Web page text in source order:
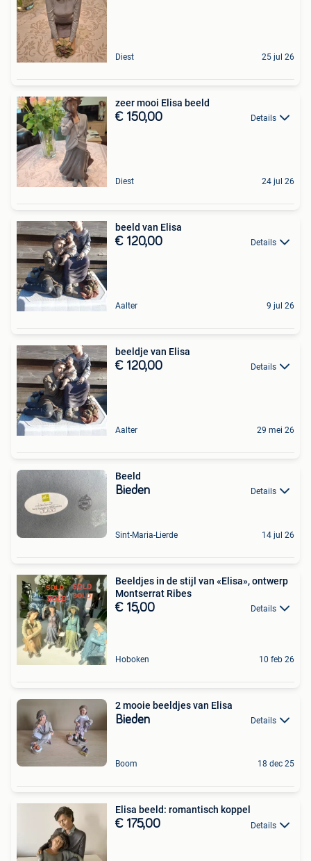
Diest 25 jul 26
zeer mooi Elisa beeld
€ 150,00 Details
Diest 24 jul 26
beeld van Elisa
€ 120,00 Details
Aalter 9 jul 26
beeldje van Elisa
€ 120,00 Details
Aalter 29 mei 26
Beeld
Bieden Details
Sint-Maria-Lierde 14 jul 26
Beeldjes in de stijl van «Elisa», ontwerp
Montserrat Ribes
€ 15,00 Details
Hoboken 10 feb 26
2 mooie beeldjes van Elisa
Bieden Details
Boom 18 dec 25
Elisa beeld: romantisch koppel
€ 175,00 Details